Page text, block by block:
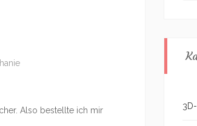
Also bestellte ich mir